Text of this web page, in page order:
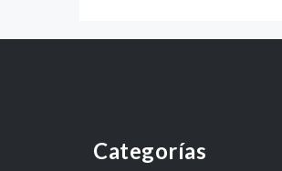
Categorías